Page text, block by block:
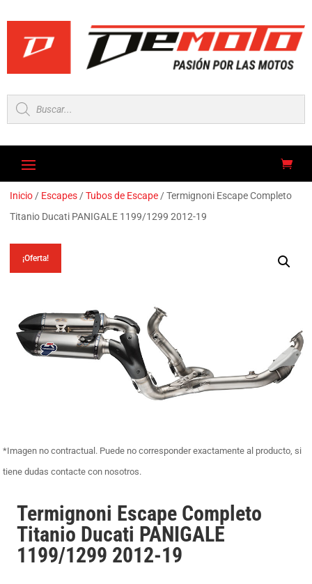
Búsqueda
de
productos
Inicio / Escapes /Tubos de Escape / Termignoni Escape Completo
Titanio Ducati PANIGALE 1199/1299 2012-19
¡Oferta!
*Imagen no contractual. Puede no corresponder exactamente al producto, si
tiene dudas contacte con nosotros.
Termignoni Escape Completo
Titanio Ducati PANIGALE
1199/1299 2012-19